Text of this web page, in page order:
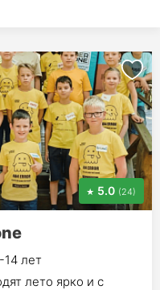
5.0 (24)
14 лет
лето ярко и с